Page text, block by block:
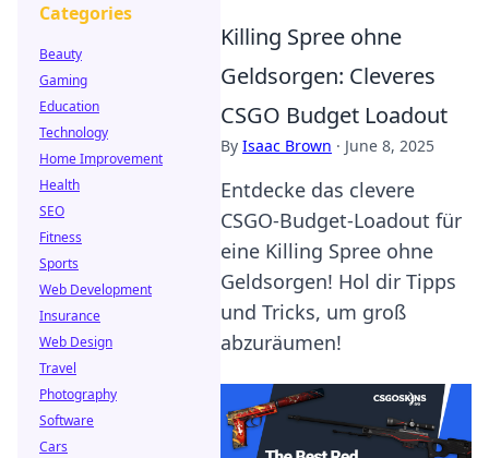
Killing Spree ohne
Geldsorgen: Cleveres
CSGO Budget Loadout
By Isaac Brown · June 8, 2025
Entdecke das clevere
CSGO-Budget-Loadout für
eine Killing Spree ohne
Geldsorgen! Hol dir Tipps
und Tricks, um groß
abzuräumen!
Categories
Beauty
Gaming
Education
Technology
Home Improvement
Health
SEO
Fitness
Sports
Web Development
Insurance
Web Design
Travel
Photography
Software
Cars